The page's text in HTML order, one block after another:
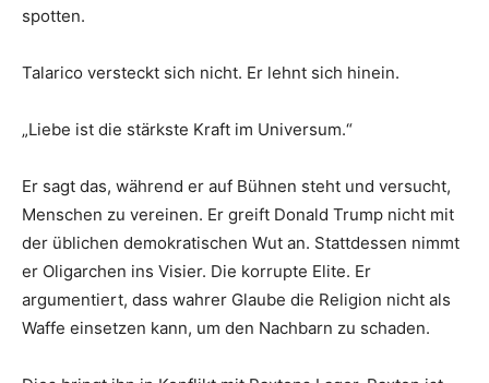
spotten.
Talarico versteckt sich nicht. Er lehnt sich hinein.
„Liebe ist die stärkste Kraft im Universum.“
Er sagt das, während er auf Bühnen steht und versucht,
Menschen zu vereinen. Er greift Donald Trump nicht mit
der üblichen demokratischen Wut an. Stattdessen nimmt
er Oligarchen ins Visier. Die korrupte Elite. Er
argumentiert, dass wahrer Glaube die Religion nicht als
Waffe einsetzen kann, um den Nachbarn zu schaden.